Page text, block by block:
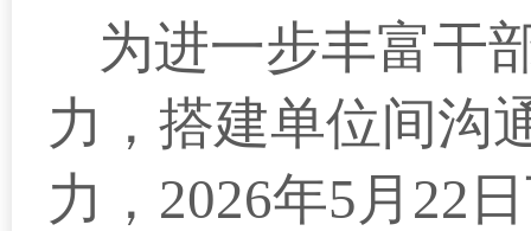
为进一步丰富干
力，搭建单位间沟
力，2026年5月22